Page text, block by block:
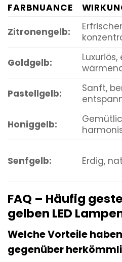
FARBNUANCE
Zitronengelb:
Goldgelb:
Luxuriös,
Pastellgelb:
Sanft,
Honiggelb:
Senfgelb: Erdig,
FAQ – Häufig
gelben LED
Welche Vorteile
gegenüber